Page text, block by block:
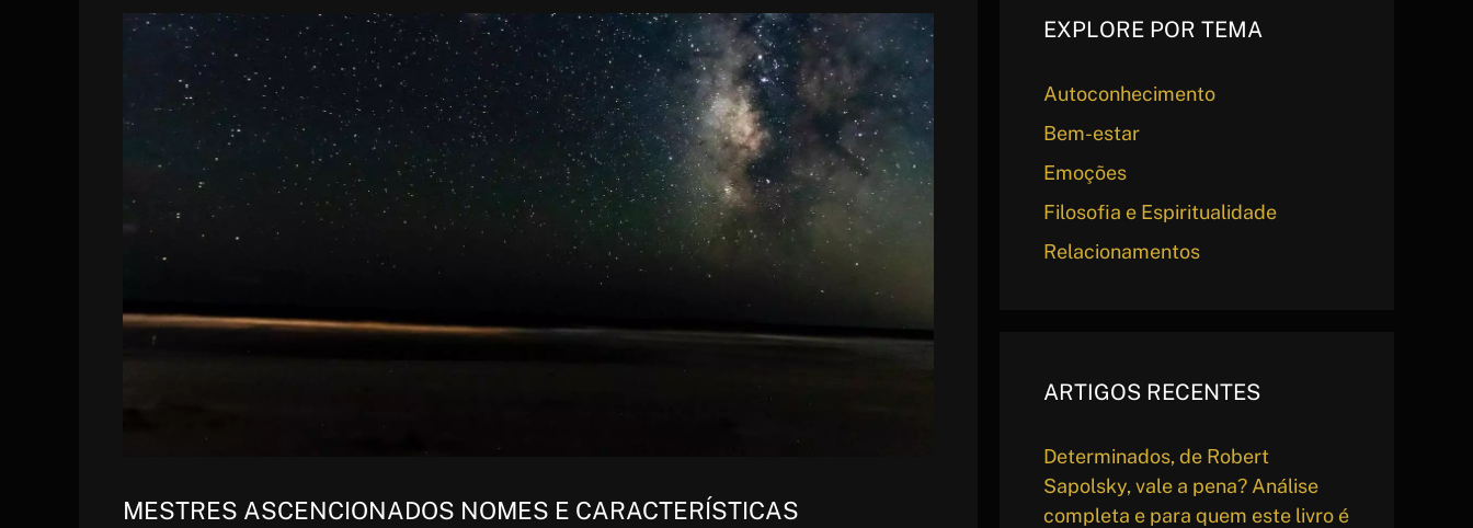
MESTRES ASCENCIONADOS NOMES E CARACTERÍSTICAS
EXPLORE POR TEMA
Autoconhecimento
Bem-estar
Emoções
Filosofia e Espiritualidade
Relacionamentos
ARTIGOS RECENTES
Determinados, de Robert
Sapolsky, vale a pena? Análise
completa e para quem este livro é